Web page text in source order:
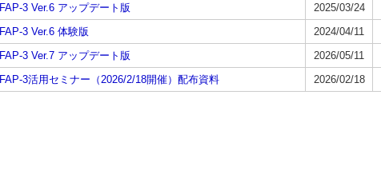
FAP-3 Ver.6 アップデート版
2025/03/24
FAP-3 Ver.6 体験版
2024/04/11
FAP-3 Ver.7 アップデート版
2026/05/11
FAP-3活用セミナー（2026/2/18開催）配布資料
2026/02/18